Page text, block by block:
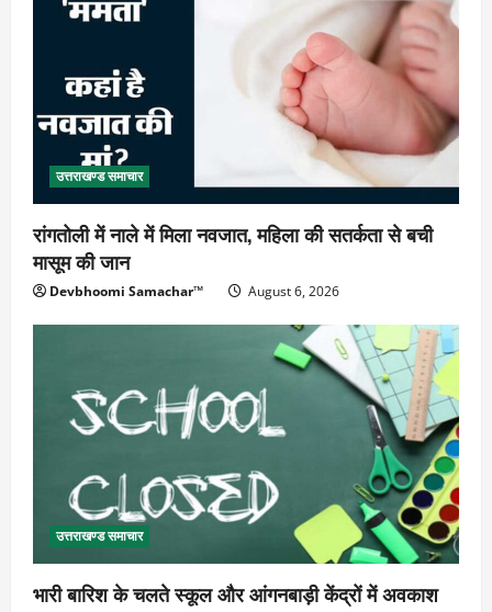
उत्तराखण्ड समाचार
रांगतोली में नाले में मिला नवजात, महिला की सतर्कता से बची
मासूम की जान
Devbhoomi Samachar™ August 6, 2026
उत्तराखण्ड समाचार
भारी बारिश के चलते स्कूल और आंगनबाड़ी केंद्रों में अवकाश